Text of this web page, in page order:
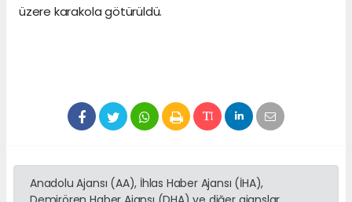
üzere karakola götürüldü.
Anadolu Ajansı (AA), İhlas Haber Ajansı (İHA),